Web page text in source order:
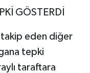
GÖSTERDİ
takip eden diğer
tepki
taraftara